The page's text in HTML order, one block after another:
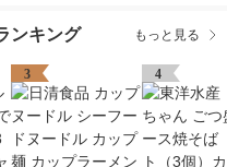
ンキング もっと見る
3 4